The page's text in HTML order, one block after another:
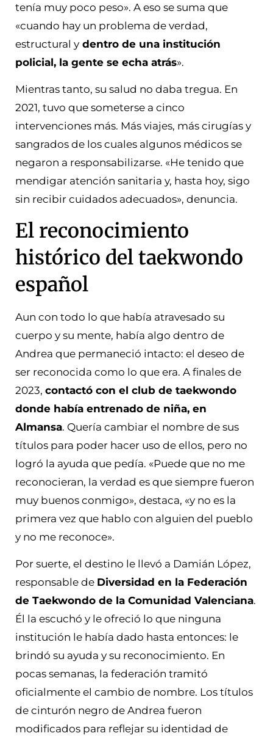
tenía muy poco peso». A eso se suma que
«cuando hay un problema de verdad,
estructural y dentro de una institución
policial, la gente se echa atrás».
Mientras tanto, su salud no daba tregua. En
2021, tuvo que someterse a cinco
intervenciones más. Más viajes, más cirugías y
sangrados de los cuales algunos médicos se
negaron a responsabilizarse. «He tenido que
mendigar atención sanitaria y, hasta hoy, sigo
sin recibir cuidados adecuados», denuncia.
El reconocimiento
histórico del taekwondo
español
Aun con todo lo que había atravesado su
cuerpo y su mente, había algo dentro de
Andrea que permaneció intacto: el deseo de
ser reconocida como lo que era. A finales de
2023, contactó con el club de taekwondo
donde había entrenado de niña, en
Almansa. Quería cambiar el nombre de sus
títulos para poder hacer uso de ellos, pero no
logró la ayuda que pedía. «Puede que no me
reconocieran, la verdad es que siempre fueron
muy buenos conmigo», destaca, «y no es la
primera vez que hablo con alguien del pueblo
y no me reconoce».
Por suerte, el destino le llevó a Damián López,
responsable de Diversidad en la Federación
de Taekwondo de la Comunidad Valenciana.
Él la escuchó y le ofreció lo que ninguna
institución le había dado hasta entonces: le
brindó su ayuda y su reconocimiento. En
pocas semanas, la federación tramitó
oficialmente el cambio de nombre. Los títulos
de cinturón negro de Andrea fueron
modificados para reflejar su identidad de